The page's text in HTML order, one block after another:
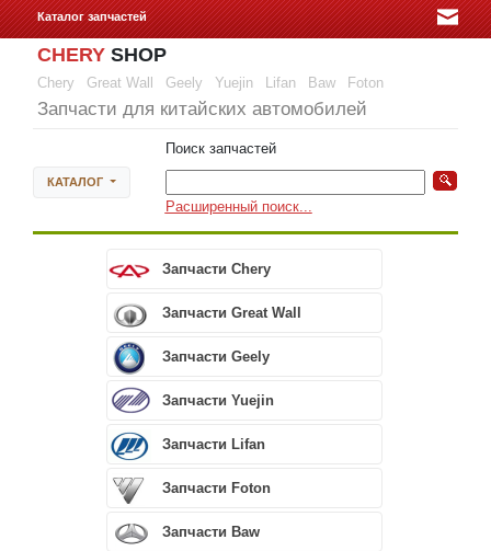
Каталог запчастей
CHERY SHOP
Chery Great Wall Geely Yuejin Lifan Baw Foton
Запчасти для китайских автомобилей
КАТАЛОГ
Поиск запчастей
Расширенный поиск...
Запчасти Chery
Запчасти Great Wall
Запчасти Geely
Запчасти Yuejin
Запчасти Lifan
Запчасти Foton
Запчасти Baw